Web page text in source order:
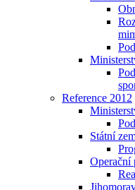
Reference 2012
Státní
Operační